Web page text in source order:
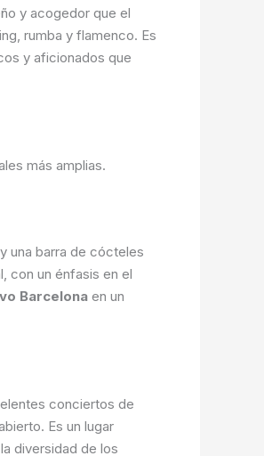
y acogedor que el
rumba y flamenco. Es
y aficionados que
más amplias.
una barra de cócteles
con un énfasis en el
Barcelona en un
conciertos de
Es un lugar
diversidad de los